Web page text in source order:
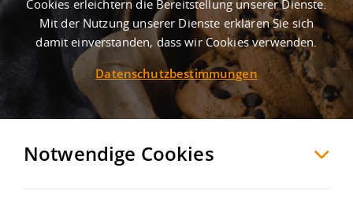
MeckenbeurenBodenseekreis, Deutschland
MERKEN VERGLEICHEN EXPORT PDF
Cookies erleichtern die Bereitstellung unserer Dienste.
Mit der Nutzung unserer Dienste erklären Sie sich
damit einverstanden, dass wir Cookies verwenden.
Datenschutzbestimmungen
Notwendige Cookies